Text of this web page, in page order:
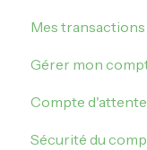
Commander
Acheter de l'or
Acheter de
Gérer mes
Gérer ma
Faire
Paiement
Mes transactions
Irrégularités et
Mes
Transférer des
Gérer mon
Me connecter
Mes
Compte d'attente
Sécurité du